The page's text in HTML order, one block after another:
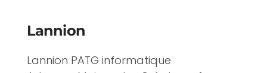
Lannion
Lannion PATG informatique